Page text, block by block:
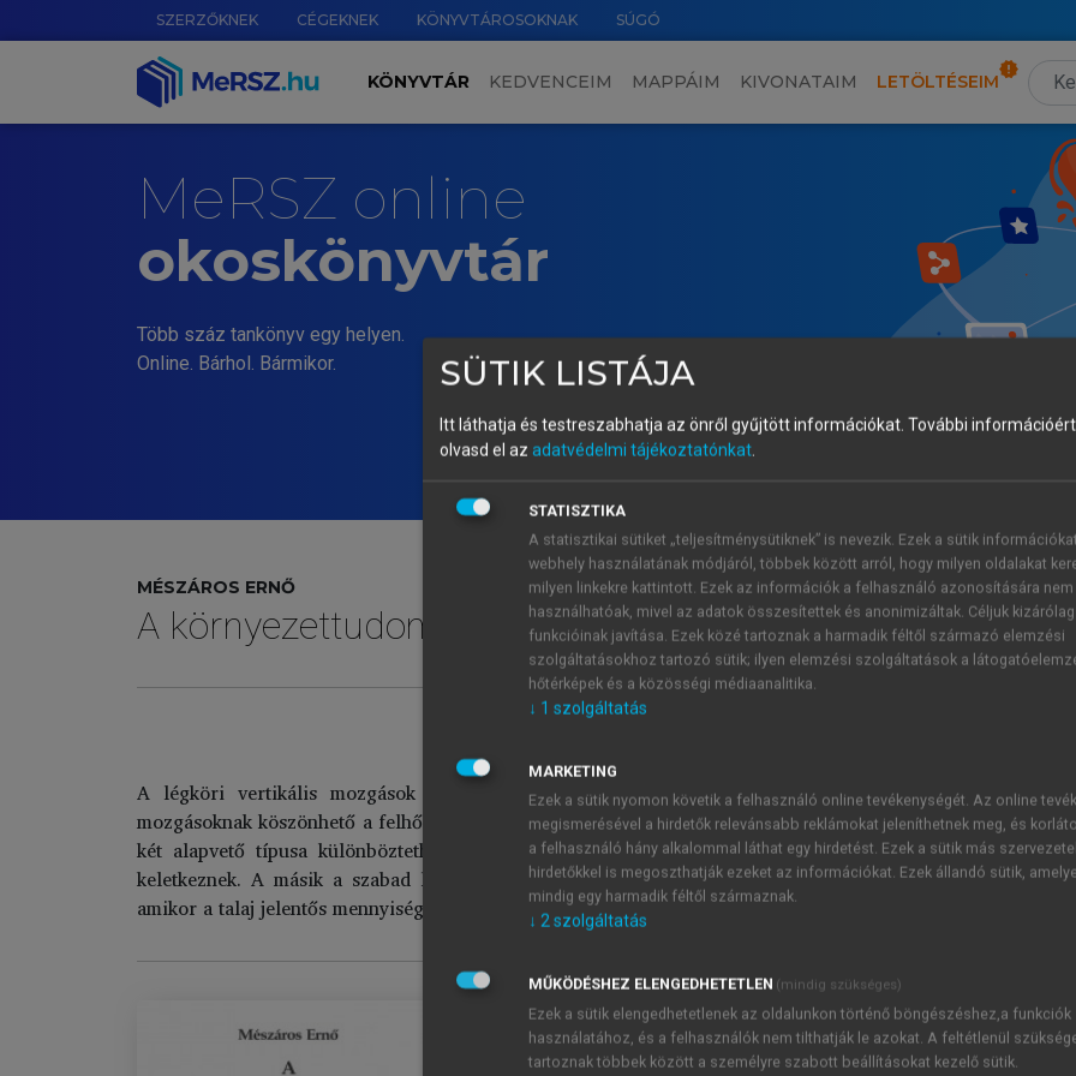
SZERZŐKNEK CÉGEKNEK KÖNYVTÁROSOKNAK SÚGÓ
KÖNYVTÁR KEDVENCEIM MAPPÁIM KIVONATAIM LETÖLTÉSEIM
MeRSZ online
okoskönyvtár
Több száz tankönyv egy helyen.
Online. Bárhol. Bármikor.
MÉSZÁROS ERNŐ
A környezettudomány alapjai
A légköri vertikális mozgások az időjárás alakulásának, illetve a környezet állapotának
mozgásoknak köszönhető a felhő- és csapadékképződés, valamint a nyomanyagok függőleges
két alapvető típusa különböztethető meg. Az elsőt a kényszeremelések alkotják, amelyek időjárási
keletkeznek. A másik a szabad konvekció, amelynek kiváltója a talajközeli levegő felmelegedése. Ez
amikor a talaj jelentős mennyiségű napsugárzást nyel el és felmelegíti a vele érintkező levegőt.
TARTALOMJEGYZÉK
SÜTIK LISTÁJA
Itt láthatja és testreszabhatja az önről gyűjtött információkat. További
olvasd el az adatvédelmi tájékoztatónkat.
STATISZTIKA
A statisztikai sütiket „teljesítménysütiknek” is nevezik. Ezek a sütik
webhely használatának módjáról, többek között arról, hogy milyen oldalakat
milyen linkekre kattintott. Ezek az információk a felhasználó azonosítására nem
használhatóak, mivel az adatok összesítettek és anonimizáltak. Céljuk
funkcióinak javítása. Ezek közé tartoznak a harmadik féltől származó elemzési
szolgáltatásokhoz tartozó sütik; ilyen elemzési szolgáltatások a
hőtérképek és a közösségi médiaanalitika.
↓ 1 szolgáltatás
MARKETING
Ezek a sütik nyomon követik a felhasználó online tevékenységét. Az online
megismerésével a hirdetők relevánsabb reklámokat jeleníthetnek meg, és
a felhasználó hány alkalommal láthat egy hirdetést. Ezek a sütik más
hirdetőkkel is megoszthatják ezeket az információkat. Ezek állandó sütik,
mindig egy harmadik féltől származnak.
↓ 2szolgáltatás
MŰKÖDÉSHEZ ELENGEDHETETLEN (mindig szükséges)
Ezek a sütik elengedhetetlenek az oldalunkon történő böngészéshez,a funkciók
használatához, és a felhasználók nem tilthatják le azokat. A feltétlenül
tartoznak többek között a személyre szabott beállításokat kezelő sütik.